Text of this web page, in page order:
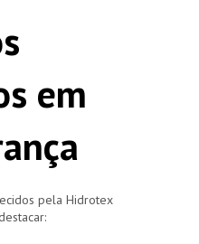
em
pela Hidrotex